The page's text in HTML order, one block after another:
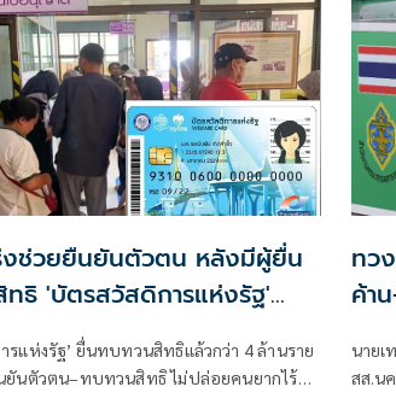
งช่วยยืนยันตัวตน หลังมีผู้ยื่น
ธิ 'บัตรสวัสดิการแห่งรัฐ'
ล้านราย
รแห่งรัฐ’ ยื่นทบทวนสิทธิแล้วกว่า 4 ล้านราย
นยันตัวตน–ทบทวนสิทธิ ไม่ปล่อยคนยากไร้
ทว
ค้า
นายเ
สส.น